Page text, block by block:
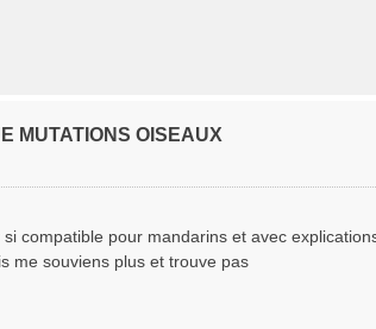
MUTATIONS OISEAUX
compatible pour mandarins et avec
me souviens plus et trouve pas